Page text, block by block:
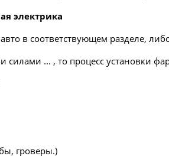
электрика
в соответствующем разделе,
... , то процесс установки
гроверы.)